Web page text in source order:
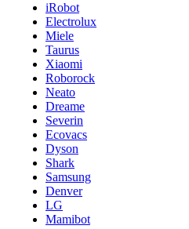
iRobot
Electrolux
Miele
Taurus
Xiaomi
Roborock
Neato
Dreame
Severin
Ecovacs
Dyson
Shark
Samsung
Denver
LG
Mamibot